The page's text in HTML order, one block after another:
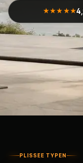
★★★★★
PLISSEE TYPEN